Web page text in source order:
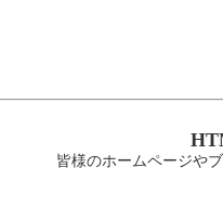
皆様のホームページや